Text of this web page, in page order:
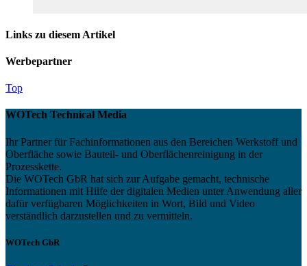
Links zu diesem Artikel
Werbepartner
Top
WOTech Technical Media
Ihr Partner für Fachinformationen aus den Bereichen Werkstoff und
Oberfläche sowie Bauteil- und Oberflächenreinigung in der
Prozesskette.
Die WOTech GbR hat sich zur Aufgabe gemacht, technische
Informationen mit Hilfe der digitalen Medien unter Anwendung aller
dafür verfügbaren Möglichkeiten in Wort, Bild und Video
verständlich darzustellen und zu vermitteln.
WOTech GbR